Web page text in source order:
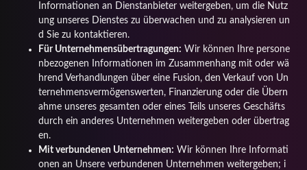
Informationen an Dienstanbieter weitergeben, um die Nutz
ung unseres Dienstes zu überwachen und zu analysieren un
d Sie zu kontaktieren.
Für Unternehmensübertragungen: Wir können Ihre persone
nbezogenen Informationen im Zusammenhang mit oder wä
hrend Verhandlungen über eine Fusion, den Verkauf von Un
ternehmensvermögenswerten, Finanzierung oder die Übern
ahme unseres gesamten oder eines Teils unseres Geschäfts
durch ein anderes Unternehmen weitergeben oder übertrag
en.
Mit verbundenen Unternehmen: Wir können Ihre Informati
onen an Unsere verbundenen Unternehmen weitergeben; i